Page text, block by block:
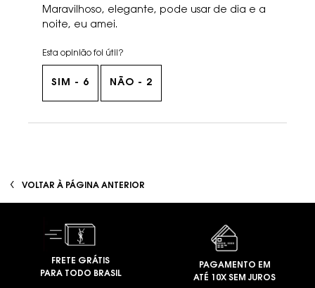
Maravilhoso, elegante, pode usar de dia e a
noite, eu amei.
Esta opinião foi útil?
SIM - 6 NÃO - 2
VOLTAR À PÁGINA ANTERIOR
FRETE GRÁTIS
PARA TODO BRASIL
PAGAMENTO EM
ATÉ 10X SEM JUROS